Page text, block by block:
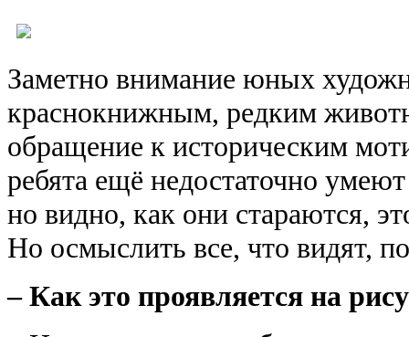
Заметно внимание юных
краснокнижным, редким
обращение к историческим
ребята ещё недостаточно
но видно, как они стараются,
Но осмыслить все, что видят,
– Как это проявляется на